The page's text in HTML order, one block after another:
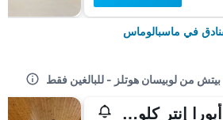
في ماسبالوماس
من لوبيسان هوتلز - للبالغين فقط
أبورا إنتر كلوب أتلانتيك باي لوبيسان هوتلز - شاممل جميع الخدمات